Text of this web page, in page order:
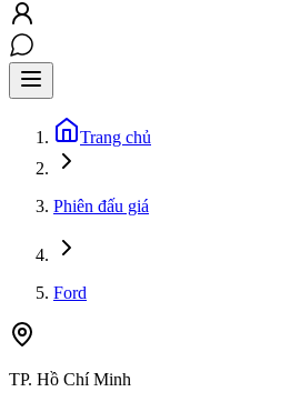
Trang chủ
Phiên đấu giá
Ford
TP. Hồ Chí Minh